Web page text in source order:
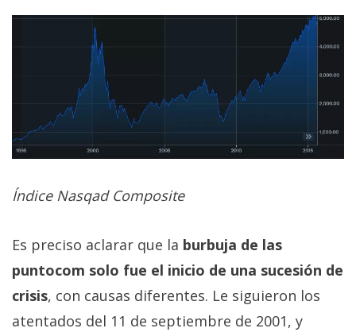
Índice Nasqad Composite
Es preciso aclarar que la burbuja de las
puntocom solo fue el inicio de una sucesión de
crisis, con causas diferentes. Le siguieron los
atentados del 11 de septiembre de 2001, y